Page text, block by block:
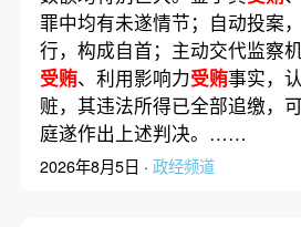
罪中均有未遂情节；自动投案
行，构成自首；主动交代监察
受贿、利用影响力受贿事实，
赃，其违法所得已全部追缴，
庭遂作出上述判决。……
2026年8月5日 · 政经频道